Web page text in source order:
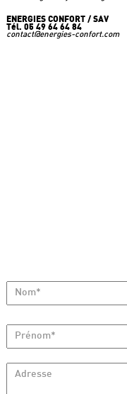
ENERGIES CONFORT / SAV
Tél. 05 49 64 64 84
contact@energies-confort.com
Nom*
Prénom*
Adresse